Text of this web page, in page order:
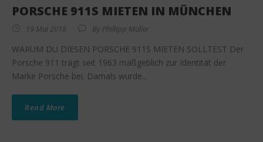
PORSCHE 911S MIETEN IN MÜNCHEN
19 Mai 2018 By Phillipp Müller
WARUM DU DIESEN PORSCHE 911S MIETEN SOLLTEST Der
Porsche 911 trägt seit 1963 maßgeblich zur Identität der
Marke Porsche bei. Damals wurde...
Read More